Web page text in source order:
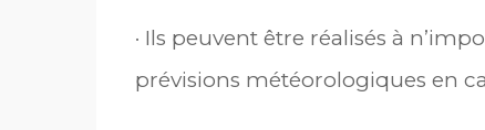
· Ils peuvent être réalisés à
prévisions météorologiques en